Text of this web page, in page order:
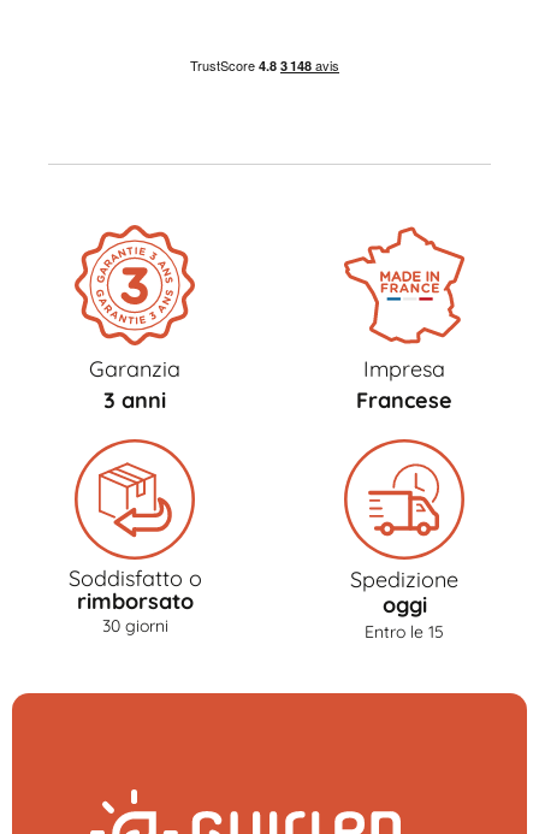
Garanzia
3 anni
Impresa
Francese
Soddisfatto o
rimborsato
30 giorni
Spedizione
oggi
Entro le 15